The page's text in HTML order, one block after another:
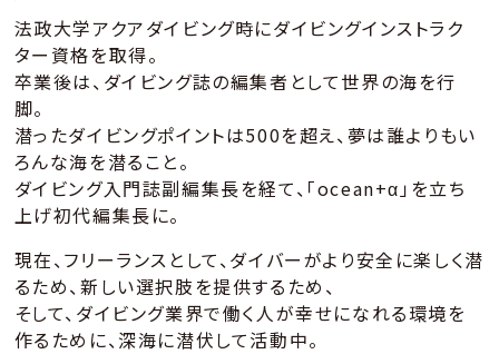
法政大学アクアダイビング時にダイビングインストラク
ター資格を取得。
卒業後は、ダイビング誌の編集者として世界の海を行
脚。
潜ったダイビングポイントは500を超え、夢は誰よりもい
ろんな海を潜ること。
ダイビング入門誌副編集長を経て、「ocean+α」を立ち
上げ初代編集長に。
現在、フリーランスとして、ダイバーがより安全に楽しく潜
るため、新しい選択肢を提供するため、
そして、ダイビング業界で働く人が幸せになれる環境を
作るために、深海に潜伏して活動中。